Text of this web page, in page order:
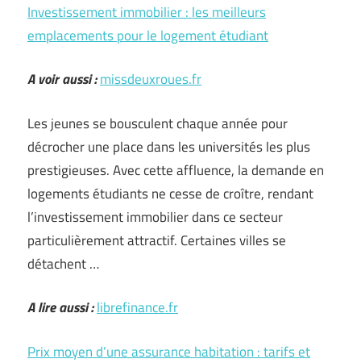
Investissement immobilier : les meilleurs
emplacements pour le logement étudiant
A voir aussi :missdeuxroues.fr
Les jeunes se bousculent chaque année pour
décrocher une place dans les universités les plus
prestigieuses. Avec cette affluence, la demande en
logements étudiants ne cesse de croître, rendant
l’investissement immobilier dans ce secteur
particulièrement attractif. Certaines villes se
détachent …
A lire aussi :librefinance.fr
Prix moyen d’une assurance habitation : tarifs et